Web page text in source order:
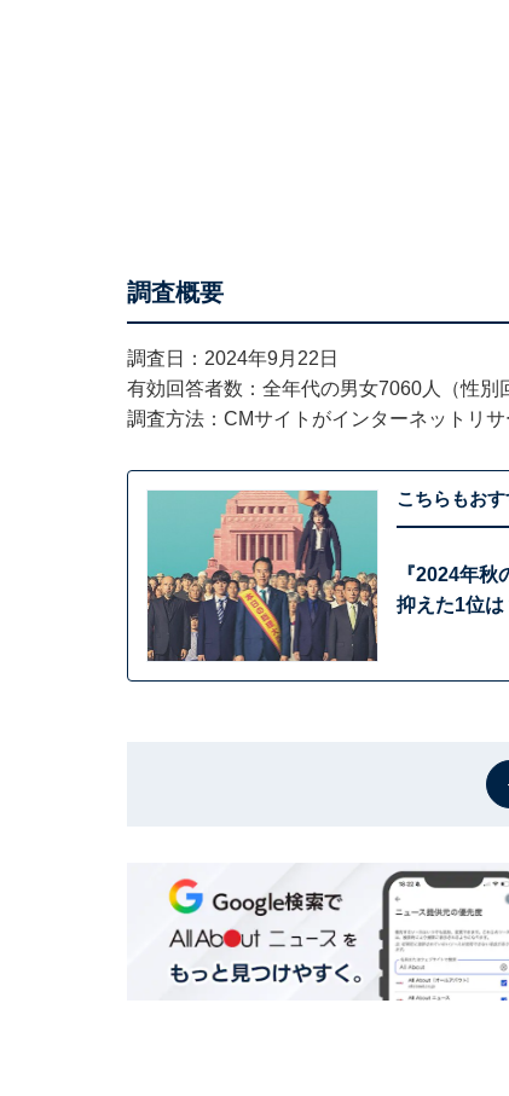
調査概要
調査日：2024年9月22日
有効回答者数：全年代の男女7060人（性別
調査方法：CMサイトがインターネットリ
こちらもお
『2024年
抑えた1位は